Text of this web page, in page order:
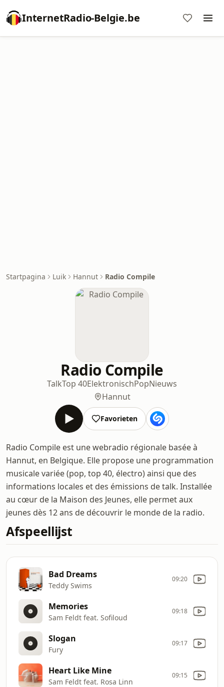
InternetRadio-Belgie.be
Startpagina Luik Hannut Radio Compile
Radio Compile
TalkTop 40ElektronischPopNieuws
Hannut
Favorieten
Radio Compile est une webradio régionale basée à
Hannut, en Belgique. Elle propose une programmation
musicale variée (pop, top 40, électro) ainsi que des
informations locales et des émissions de talk. Installée
au cœur de la Maison des Jeunes, elle permet aux
jeunes dès 12 ans de découvrir le monde de la radio.
Afspeellijst
Bad Dreams
Teddy Swims
09:20
Memories
Sam Feldt feat. Sofiloud
09:18
Slogan
Fury
09:17
Heart Like Mine
Sam Feldt feat. Rosa Linn
09:15